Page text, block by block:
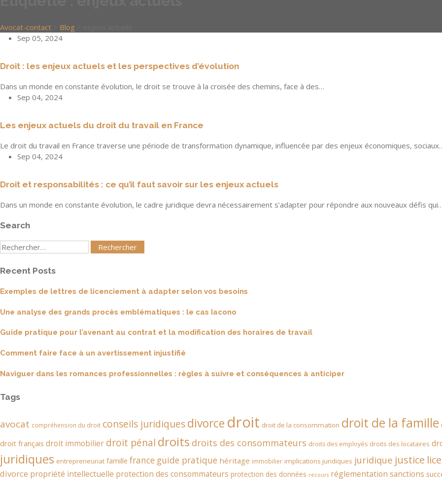
Avocat-contact Blog
Sep 05, 2024
Droit : les enjeux actuels et les perspectives d’évolution
Dans un monde en constante évolution, le droit se trouve à la croisée des chemins, face à des…
Sep 04, 2024
Les enjeux actuels du droit du travail en France
Le droit du travail en France traverse une période de transformation dynamique, influencée par des enjeux économiques,
Sep 04, 2024
Droit et responsabilités : ce qu’il faut savoir sur les enjeux actuels
Dans un monde en constante évolution, le cadre juridique devra nécessairement s’adapter pour répondre aux nouveaux défis
Search
Rechercher
:
Recent Posts
Exemples de lettres de licenciement à adapter selon vos besoins
Une analyse des grands procès emblématiques : le cas Iacono
Guide pratique pour l’avenant au contrat et la modification des horaires de travail
Comment faire face à un avertissement injustifié
Naviguer dans les romances professionnelles : règles à suivre et conséquences à anticiper
Tags
avocat compréhension du droit conseils juridiquesdivorce droit droit de la consommation droit de la famille
droit français droit immobilier droit pénal droits droits des consommateurs droits des employés droits des locataires
juridiques entrepreneuriat famille france guide pratique héritage immobilier implications juridiques juridique justice
divorce propriété intellectuelle protection des consommateurs protection des données recours réglementation sanctions